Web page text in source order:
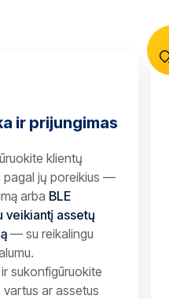
ir prijungimas
klientų
pagal jų poreikius —
arba BLE
veikiantį assetų
— su reikalingu
sukonfigūruokite
ar assetus